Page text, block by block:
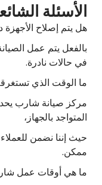
الأسئلة
هل يتم إصلاح الأجهزة
بالفعل يتم عمل
في حالات نادرة.
ما الوقت الذي
مركز صيانة شارب
المتواجد بالجهاز،
حيث إننا نضمن
ممكن.
ما هي أوقات عمل